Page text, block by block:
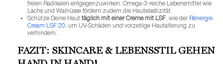
freien Radikalen entgegenzuwirken. Omega-3-reiche Lebensmittel wie
Lachs und Walnüsse fördern zudem die Hautelastizität.
Schütze Deine Haut täglich mit einer Creme mit LSF , wie der Rénergie
Cream LSF 20 , um UV-Schäden und vorzeitige Hautalterung zu
verhindern.
FAZIT: SKINCARE & LEBENSSTIL GEHEN